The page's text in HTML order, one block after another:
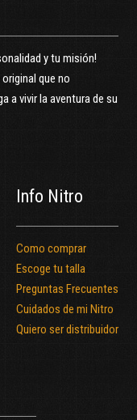
y tu misión!
que no
a vivir la aventura de su
Info Nitro
Como comprar
Escoge tu talla
Preguntas Frecuentes
Cuidados de mi Nitro
Quiero ser distribuidor